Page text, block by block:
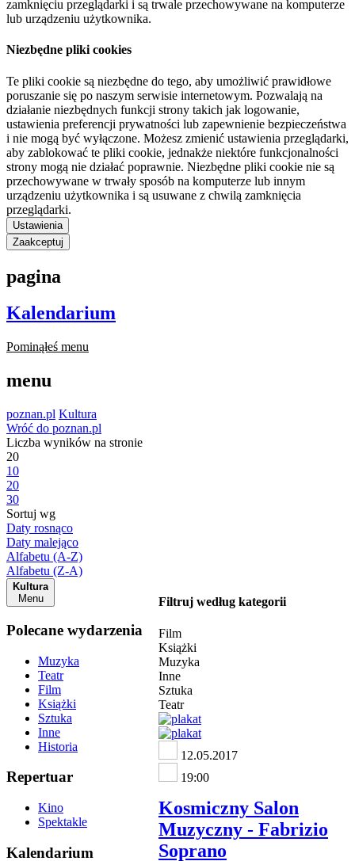
zamknięciu przeglądarki i są trwale przechowywane na komputerze
lub urządzeniu użytkownika.
Niezbędne pliki cookies
Te pliki cookie są niezbędne do tego, aby umożliwić prawidłowe
poruszanie się po naszym serwisie internetowym. Pozwalają na
działanie niezbędnych funkcji strony takich jak logowanie,
ustawienia preferencji prywatności lub zapewnienie bezpieczeństwa
i nie mogą być wyłączone. Możesz zmienić ustawienia przeglądarki,
aby zablokować te pliki cookie, jednakże niektóre funkcjonalności
strony mogą nie działać poprawnie. Niezbędne pliki cookie nie są
przechowywane w trwały sposób na komputerze lub innym
urządzeniu użytkownika i są usuwane z chwilą zamknięcia
przeglądarki.
Ustawienia
Zaakceptuj
pagina
Kalendarium
Pominąłeś menu
menu
poznan.pl Kultura
Wróć do poznan.pl
Liczba wyników na stronie
20
10
20
30
Sortuj wg
Daty rosnąco
Daty malejąco
Alfabetu (A-Z)
Alfabetu (Z-A)
Kultura
Menu
Polecane wydarzenia
Muzyka
Teatr
Film
Książki
Sztuka
Inne
Historia
Repertuar
Kino
Spektakle
Kalendarium
Filtruj według kategorii
Film
Książki
Muzyka
Inne
Sztuka
Teatr
12.05.2017
19:00
Kosmiczny Salon
Muzyczny - Fabrizio
Soprano